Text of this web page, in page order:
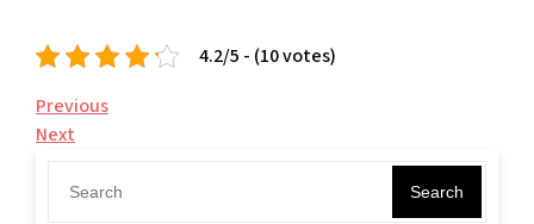
4.2/5 - (10 votes)
Navigace
pro
příspěvek
Previous
Post
Previous
Next
Post
Next
Search